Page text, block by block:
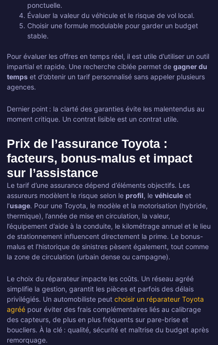
ponctuelle.
Évaluer la valeur du véhicule et le risque de vol local.
Choisir une formule modulable pour garder un budget
stable.
Pour évaluer les offres en temps réel, il est utile d’utiliser un outil
impartial et rapide. Une recherche ciblée permet de gagner du
temps et d’obtenir un tarif personnalisé sans appeler plusieurs
agences.
Dernier point : la clarté des garanties évite les malentendus au
moment critique. Un contrat lisible est un contrat utile.
Prix de l’assurance Toyota :
facteurs, bonus-malus et impact
sur l’assistance
Le tarif d’une assurance dépend d’éléments objectifs. Les
assureurs modèlent le risque selon le profil, le véhicule et
l’usage. Pour une Toyota, le modèle et la motorisation (hybride,
thermique), l’année de mise en circulation, la valeur,
l’équipement d’aide à la conduite, le kilométrage annuel et le lieu
de stationnement influencent directement la prime. Le bonus-
malus et l’historique de sinistres pèsent également, tout comme
la zone de circulation (urbain dense ou campagne).
Le choix du réparateur impacte les coûts. Un réseau agréé
simplifie la gestion, garantit les pièces et parfois des délais
privilégiés. Un automobiliste peut choisir un réparateur Toyota
agréé pour éviter des frais complémentaires liés au calibrage
des capteurs, de plus en plus fréquents sur pare-brise et
boucliers. À la clé : qualité, sécurité et maîtrise du budget après
remorquage.